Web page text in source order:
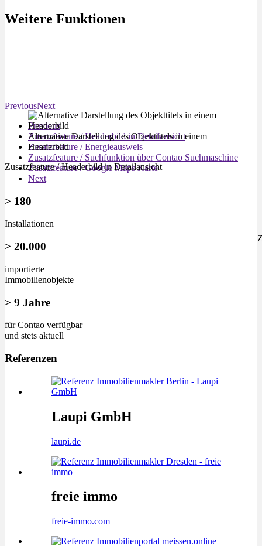
Weitere Funktionen
Alternative Darstellung des Objekttitels in einem
Headerbild
Zusatzfeature / Headerbild in Detailansicht
PreviousNext
Previous
Zusatzfeature / Headerbild in Detailansicht
Zusatzfeature / Energieausweis
Zusatzfeature / Suchfunktion über Contao Suchmaschine
Zusatzfeature / Google Maps Karte
Next
> 180
In­stal­la­ti­onen
> 20.000
im­por­tier­te
Im­mo­bilien­ob­jekte
> 9 Jahre
für Contao ver­füg­bar
und stets ak­tuell
Referenzen
Laupi GmbH
laupi.de
freie immo
freie-immo.com